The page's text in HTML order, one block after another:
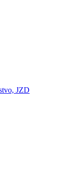
JZD